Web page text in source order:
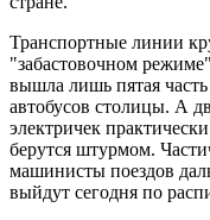
Транспортные линии
"забастовочном
вышла лишь пятая
автобусов столицы. А
электричек
берутся штурмом.
машинисты поездов
выйдут сегодня по